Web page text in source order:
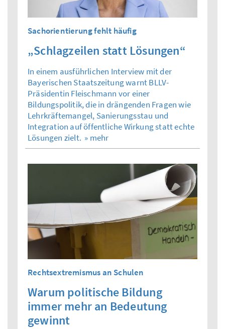
Sachorientierung fehlt häufig
„Schlagzeilen statt Lösungen“
In einem ausführlichen Interview mit der
Bayerischen Staatszeitung warnt BLLV-
Präsidentin Fleischmann vor einer
Bildungspolitik, die in drängenden Fragen wie
Lehrkräftemangel, Sanierungsstau und
Integration auf öffentliche Wirkung statt echte
Lösungen zielt. » mehr
Rechtsextremismus an Schulen
Warum politische Bildung
immer mehr an Bedeutung
gewinnt